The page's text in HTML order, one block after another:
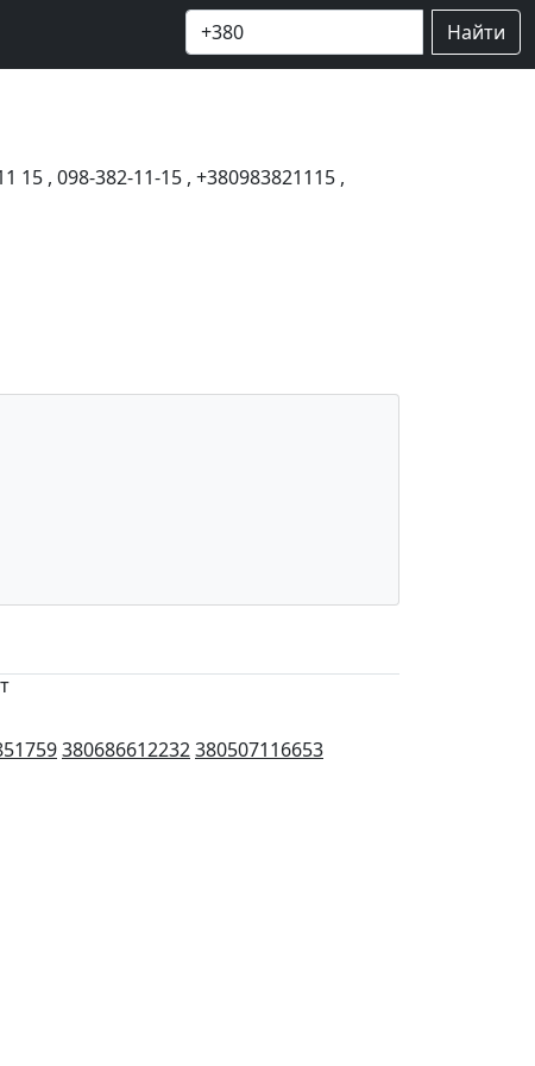
Найти
15 , 098-382-11-15 , +380983821115 ,
380686612232380507116653